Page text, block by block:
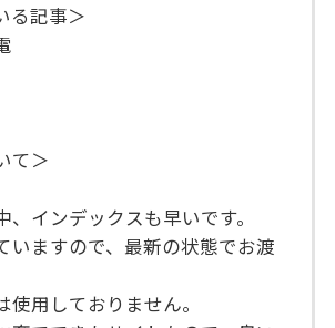
る記事＞
て＞
インデックスも早いです。
いますので、最新の状態でお渡
使用しておりません。